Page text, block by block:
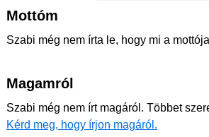
Mottóm
Szabi még nem írta le, hogy mi a
Magamról
Szabi még nem írt magáról. Többet
Kérd meg, hogy írjon magáról.